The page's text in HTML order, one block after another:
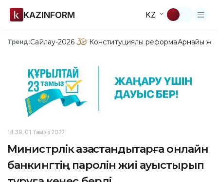
KAZINFORM KZ
Тренд:Сайлау-2026 Конституциялық реформаАрнайы
14:39, 01 Тамыз 2022
Министрлік қазақстандықтарға онлайн
банкингтің паролін жиі ауыстырып